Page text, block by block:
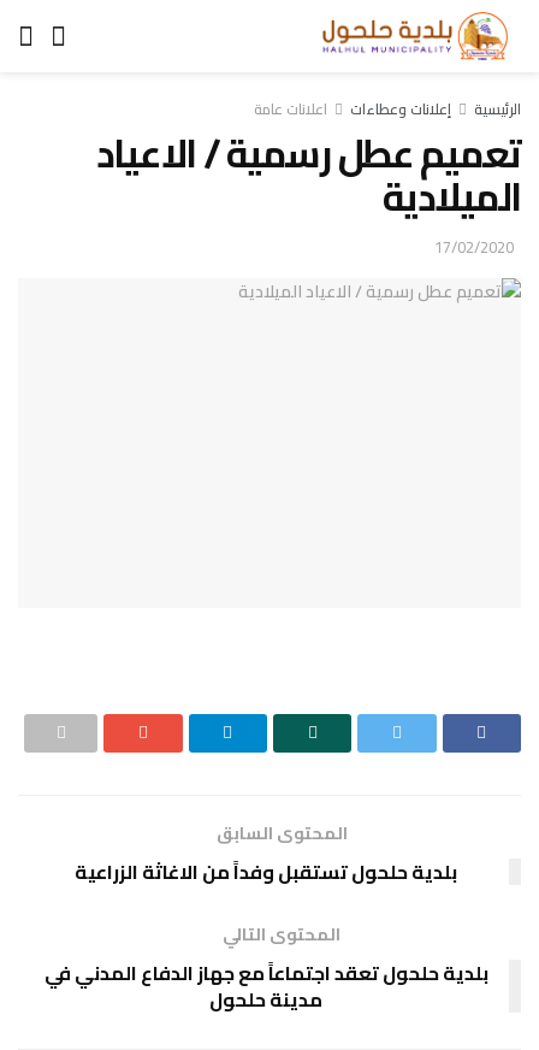
الرئيسية إعلانات وعطاءات اعلانات عامة
تعميم عطل رسمية / الاعياد
الميلادية
17/02/2020
المحتوى السابق
بلدية حلحول تستقبل وفداً من الاغاثة الزراعية
المحتوى التالي
بلدية حلحول تعقد اجتماعاً مع جهاز الدفاع المدني في
مدينة حلحول